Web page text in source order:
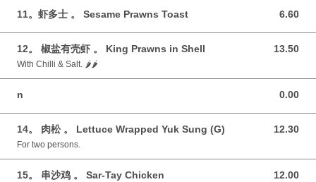
11。虾多士 。 Sesame Prawns Toast 6.60
6.60 GBP
12。 椒盐有壳虾 。 King Prawns in Shell 13.50
13.50 GBP
With Chilli & Salt. 🌶️🌶️
n 0.00
0.00 GBP
14。 肉松 。 Lettuce Wrapped Yuk Sung (G) 12.30
12.30 GBP
For two persons.
15。 串沙鸡 。 Sar-Tay Chicken 12.00
12.00 GBP